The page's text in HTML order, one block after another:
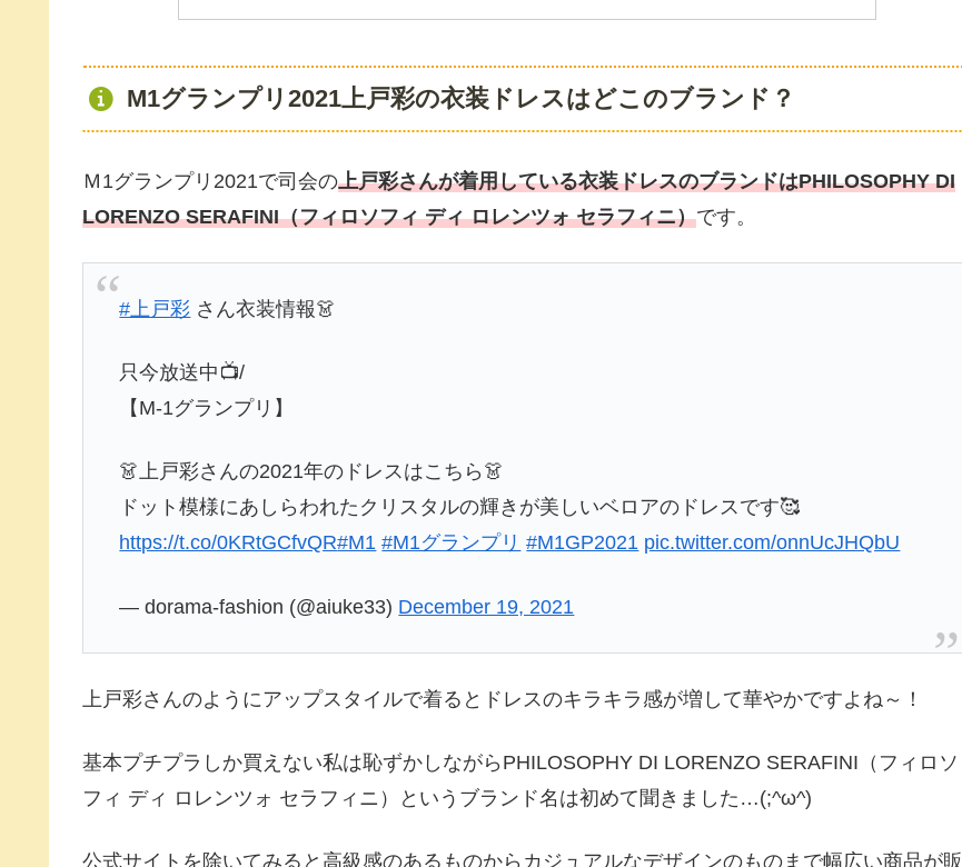
M1グランプリ2021上戸彩の衣装ドレスはどこのブランド？
Ｍ1グランプリ2021で司会の上戸彩さんが着用している衣装ドレスのブランドはPHILOSOPHY DI
LORENZO SERAFINI（フィロソフィ ディ ロレンツォ セラフィニ）です。
#上戸彩 さん衣装情報👗
只今放送中📺/
【M-1グランプリ】
👗上戸彩さんの2021年のドレスはこちら👗
ドット模様にあしらわれたクリスタルの輝きが美しいベロアのドレスです🥰
https://t.co/0KRtGCfvQR#M1 #M1グランプリ #M1GP2021 pic.twitter.com/onnUcJHQbU
— dorama-fashion (@aiuke33) December 19, 2021
上戸彩さんのようにアップスタイルで着るとドレスのキラキラ感が増して華やかですよね～！
基本プチプラしか買えない私は恥ずかしながらPHILOSOPHY DI LORENZO SERAFINI（フィロソ
フィ ディ ロレンツォ セラフィニ）というブランド名は初めて聞きました…(;^ω^)
公式サイトを除いてみると高級感のあるものからカジュアルなデザインのものまで幅広い商品が販